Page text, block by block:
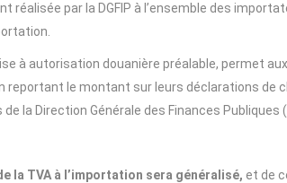
par la DGFIP à l’ensemble des
à autorisation douanière préalable, permet
reportant le montant sur leurs déclarations de
la Direction Générale des Finances Publiques
la TVA à l’importation sera généralisé, et de